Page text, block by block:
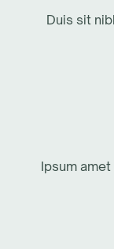
Duis sit
Ipsum